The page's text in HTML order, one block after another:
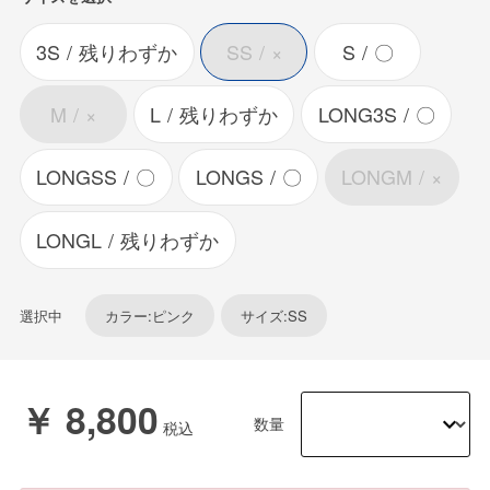
3S 残りわずか SS × S 〇
M × L 残りわずか LONG3S 〇
LONGSS 〇 LONGS 〇 LONGM ×
LONGL 残りわずか
選択中 カラー:ピンク サイズ:SS
￥ 8,800 数量